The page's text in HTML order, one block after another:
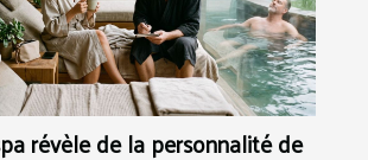
révèle de la personnalité de